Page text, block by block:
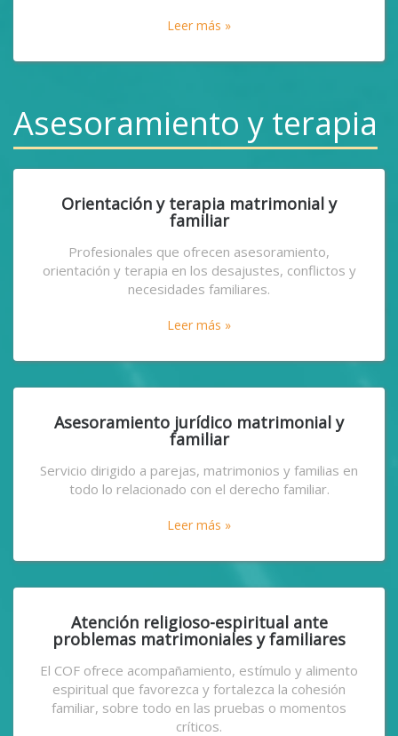
Leer más »
Asesoramiento y terapia
Orientación y terapia matrimonial y
familiar
Profesionales que ofrecen asesoramiento,
orientación y terapia en los desajustes, conflictos y
necesidades familiares.
Leer más »
Asesoramiento jurídico matrimonial y
familiar
Servicio dirigido a parejas, matrimonios y familias en
todo lo relacionado con el derecho familiar.
Leer más »
Atención religioso-espiritual ante
problemas matrimoniales y familiares
El COF ofrece acompañamiento, estímulo y alimento
espiritual que favorezca y fortalezca la cohesión
familiar, sobre todo en las pruebas o momentos
críticos.